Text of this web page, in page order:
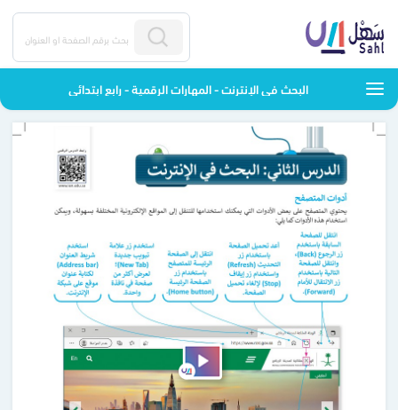
البحث في الإنترنت - المهارات الرقمية - رابع ابتدائي